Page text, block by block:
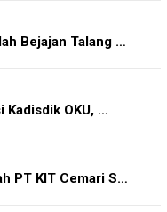
Bejajan Talang …
Kadisdik OKU, …
PT KIT Cemari S…